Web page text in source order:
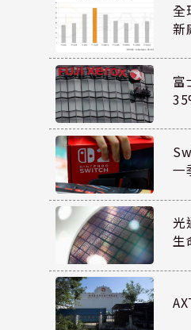
全
新
富
一
光
生